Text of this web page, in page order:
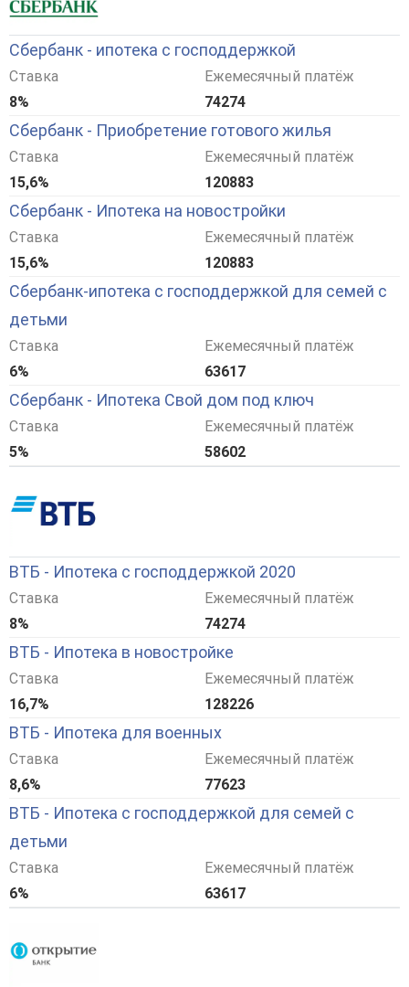
Сбербанк - ипотека с господдержкой
Ставка
8%
Ежемесячный платёж
74274
Сбербанк - Приобретение готового жилья
Ставка
15,6%
Ежемесячный платёж
120883
Сбербанк - Ипотека на новостройки
Ставка
15,6%
Ежемесячный платёж
120883
Сбербанк-ипотека с господдержкой для семей с
детьми
Ставка
6%
Ежемесячный платёж
63617
Сбербанк - Ипотека Свой дом под ключ
Ставка
5%
Ежемесячный платёж
58602
ВТБ - Ипотека с господдержкой 2020
Ставка
8%
Ежемесячный платёж
74274
ВТБ - Ипотека в новостройке
Ставка
16,7%
Ежемесячный платёж
128226
ВТБ - Ипотека для военных
Ставка
8,6%
Ежемесячный платёж
77623
ВТБ - Ипотека с господдержкой для семей с
детьми
Ставка
6%
Ежемесячный платёж
63617